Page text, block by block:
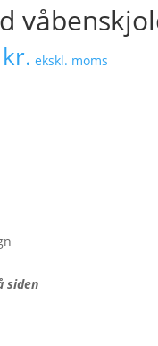
kr. ekskl. moms
siden